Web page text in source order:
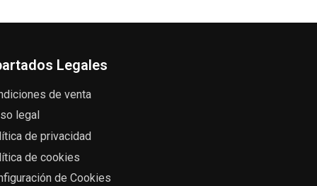
Legales
de venta
legal
de privacidad
de cookies
de Cookies